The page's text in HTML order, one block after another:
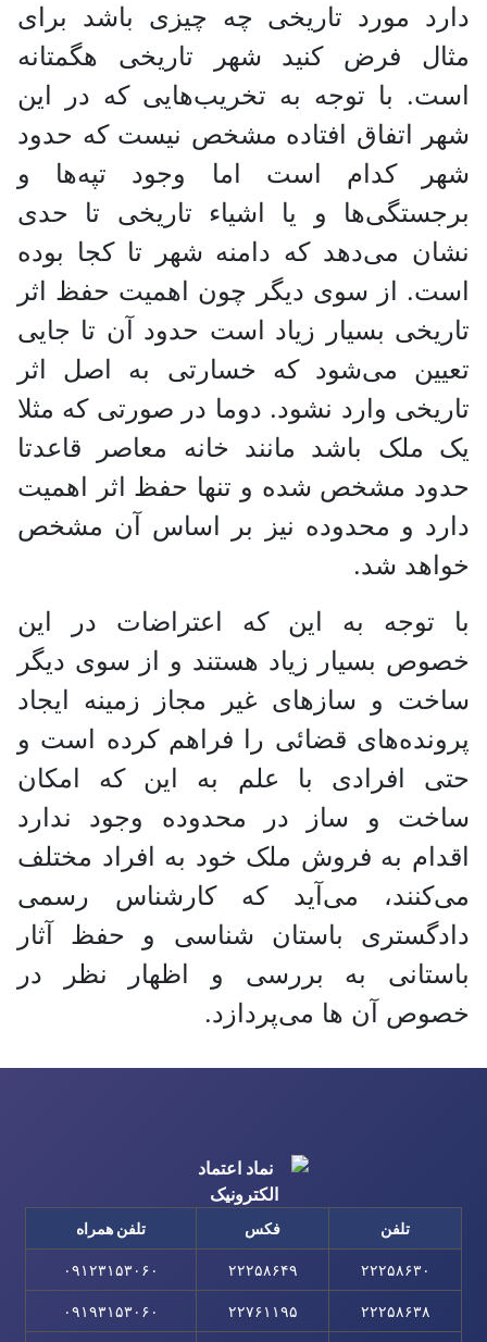
دارد مورد تاریخی چه چیزی باشد برای
مثال فرض کنید شهر تاریخی هگمتانه
است. با توجه به تخریب‌هایی که در این
شهر‌ اتفاق افتاده مشخص نیست که حدود
شهر کدام است اما وجود تپه‌ها و
برجستگی‌ها و یا اشیاء تاریخی تا حدی
نشان می‌دهد که دامنه شهر تا کجا بوده
است. از سوی دیگر چون اهمیت حفظ اثر
تاریخی بسیار زیاد است حدود آن تا جایی
تعیین می‌شود که خسارتی به اصل اثر
تاریخی وارد نشود. دوما در صورتی که مثلا
یک ملک باشد مانند خانه معاصر قاعدتا
حدود مشخص شده و تنها حفظ اثر اهمیت
دارد و محدوده نیز بر اساس آن مشخص
خواهد شد.
با توجه به این که اعتراضات در این
خصوص بسیار زیاد هستند و از سوی دیگر
ساخت و ساز‌های غیر مجاز زمینه ایجاد
پرونده‌های قضائی را فراهم کرده است و
حتی افرادی با علم به این که امکان
ساخت و ساز در محدوده وجود ندارد
اقدام به فروش ملک خود به افراد مختلف
می‌کنند، می‌آید که کارشناس رسمی
دادگستری باستان شناسی و حفظ آثار
باستانی به بررسی و اظهار نظر در
خصوص آن ها می‌پردازد.
تلفن فکس تلفن همراه
۲۲۲۵۸۶۳۰ ۲۲۲۵۸۶۴۹ ۰۹۱۲۳۱۵۳۰۶۰
۲۲۲۵۸۶۳۸ ۲۲۷۶۱۱۹۵ ۰۹۱۹۳۱۵۳۰۶۰